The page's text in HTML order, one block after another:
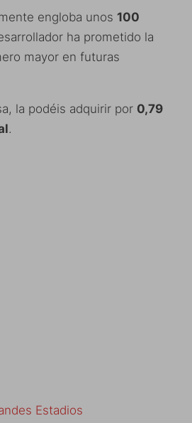
engloba unos 100
ha prometido la
mayor en futuras
la podéis adquirir por 0,79
.
Estadios